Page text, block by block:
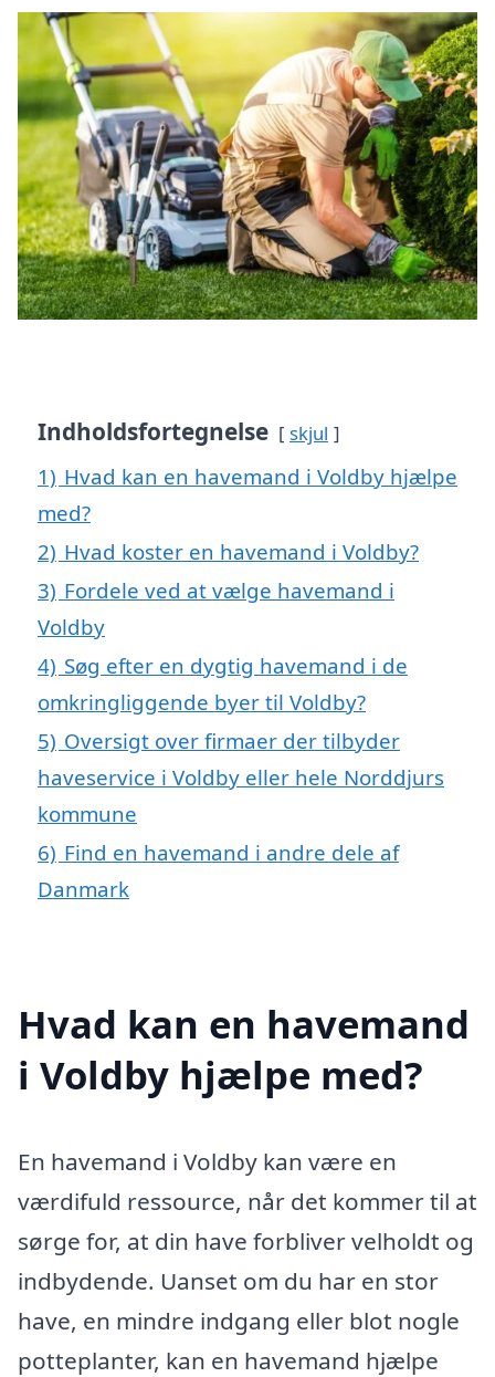
Indholdsfortegnelse skjul
1) Hvad kan en havemand i Voldby hjælpe
med?
2) Hvad koster en havemand i Voldby?
3) Fordele ved at vælge havemand i
Voldby
4) Søg efter en dygtig havemand i de
omkringliggende byer til Voldby?
5) Oversigt over firmaer der tilbyder
haveservice i Voldby eller hele Norddjurs
kommune
6) Find en havemand i andre dele af
Danmark
Hvad kan en havemand
i Voldby hjælpe med?
En havemand i Voldby kan være en
værdifuld ressource, når det kommer til at
sørge for, at din have forbliver velholdt og
indbydende. Uanset om du har en stor
have, en mindre indgang eller blot nogle
potteplanter, kan en havemand hjælpe